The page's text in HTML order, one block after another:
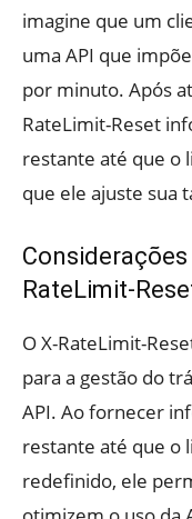
imagine que um
uma API que
por minuto. Após
RateLimit-Reset
restante até que o
que ele ajuste sua
RateLimit-
O X-RateLimit-
para a gestão do
API. Ao fornecer
restante até que o
redefinido, ele